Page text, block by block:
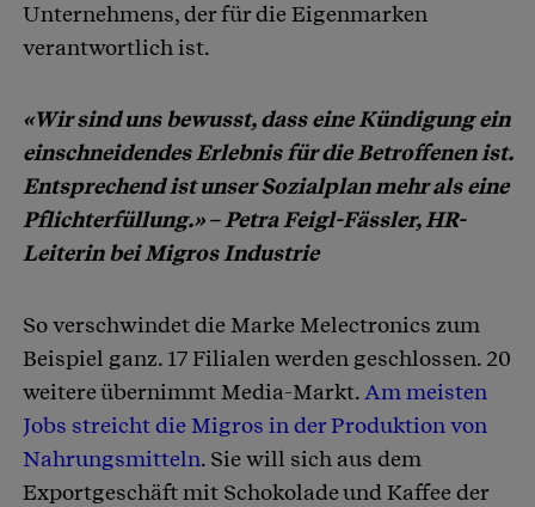
Unternehmens, der für die Eigenmarken
verantwortlich ist.
«Wir sind uns bewusst, dass eine Kündigung ein
einschneidendes Erlebnis für die Betroffenen ist.
Entsprechend ist unser Sozialplan mehr als eine
Pflichterfüllung.» – Petra Feigl-Fässler, HR-
Leiterin bei Migros Industrie
So verschwindet die Marke Melectronics zum
Beispiel ganz. 17 Filialen werden geschlossen. 20
weitere übernimmt Media-Markt.Am meisten
Jobs streicht die Migros in der Produktion von
Nahrungsmitteln. Sie will sich aus dem
Exportgeschäft mit Schokolade und Kaffee der